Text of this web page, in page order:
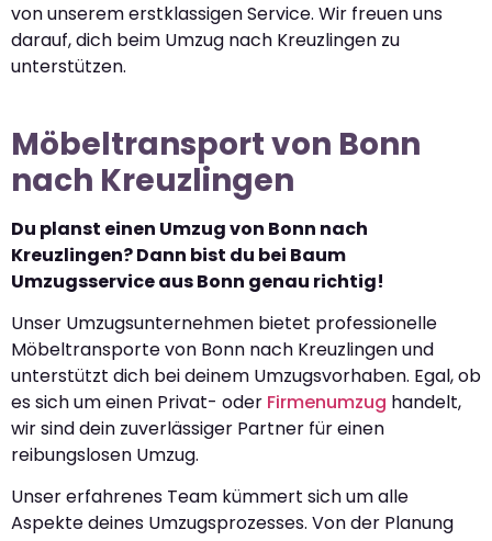
von unserem erstklassigen Service. Wir freuen uns
darauf, dich beim Umzug nach Kreuzlingen zu
unterstützen.
Möbeltransport von Bonn
nach Kreuzlingen
Du planst einen Umzug von Bonn nach
Kreuzlingen? Dann bist du bei Baum
Umzugsservice aus Bonn genau richtig!
Unser Umzugsunternehmen bietet professionelle
Möbeltransporte von Bonn nach Kreuzlingen und
unterstützt dich bei deinem Umzugsvorhaben. Egal, ob
es sich um einen Privat- oder Firmenumzug handelt,
wir sind dein zuverlässiger Partner für einen
reibungslosen Umzug.
Unser erfahrenes Team kümmert sich um alle
Aspekte deines Umzugsprozesses. Von der Planung